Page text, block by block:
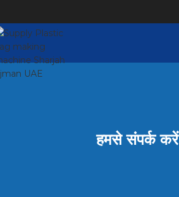
हमसे संपर्क करें